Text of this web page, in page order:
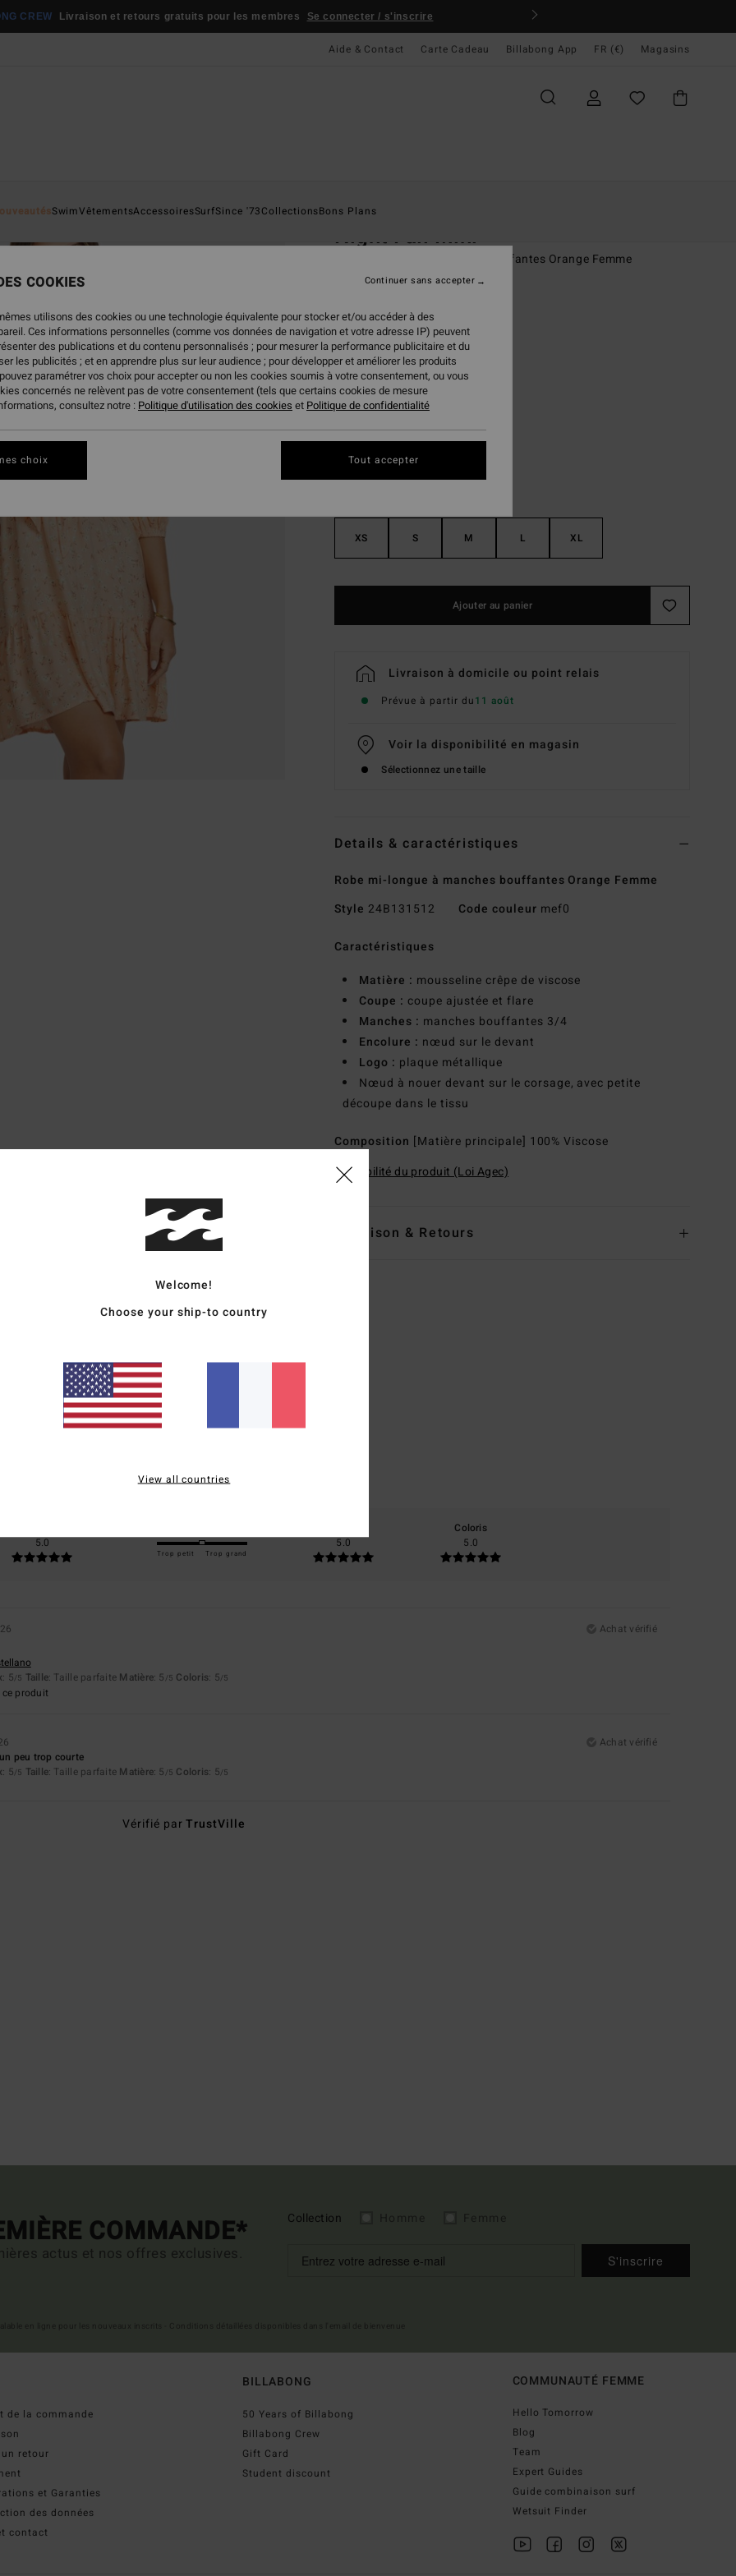
CREW Livraison et retours gratuits pour les membres Se connecter / s'inscrire
Aide & Contact Carte Cadeau Billabong App FR (€) Magasins
SwimVêtementsAccessoiresSurfSince '73CollectionsBons Plans
Night Fall Mini
Robe mi-longue à manches bouffantes Orange Femme
(2 Avis)
69,95 €
50%
34,98 €
BONS PLANS
CouleurSoft Peach
XS S M L XL
Ajouter au panier
Livraison à domicile ou point relais
Prévue à partir du11 août
Voir la disponibilité en magasin
Sélectionnez une taille
Details & caractéristiques
Robe mi-longue à manches bouffantes Orange Femme
Style 24B131512 Code couleur mef0
Caractéristiques
Matière : mousseline crêpe de viscose
Coupe : coupe ajustée et flare
Manches : manches bouffantes 3/4
Encolure : nœud sur le devant
Logo : plaque métallique
Nœud à nouer devant sur le corsage, avec petite
découpe dans le tissu
Composition [Matière principale] 100% Viscose
Traçabilité du produit (Loi Agec)
Livraison & Retours
Note moyenne
4.5
50% de nos clients recommandent ce produit
qualité / prix
5.0
Trop petit Trop grand
5.0
Coloris
5.0
Achat vérifié
: 5/5 Taille: Taille parfaite Matière: 5 /5 Coloris: 5/5
produit
Achat vérifié
peu trop courte
: 5/5 Taille: Taille parfaite Matière: 5 /5 Coloris: 5/5
Vérifié parTrustVille
COMMANDE*
actus et nos offres exclusives.
Collection
S'inscrire
de la commande
retour
et Garanties
des données
contact
BILLABONG
50 Years of Billabong
Billabong Crew
Gift Card
Student discount
COMMUNAUTÉ FEMME
Hello Tomorrow
Blog
Team
Expert Guides
Guide combinaison surf
Wetsuit Finder
Welcome!
Choose your ship-to country
View all countries
COOKIES
utilisons des cookies ou une technologie équivalente pour stocker et/ou accéder à des
Ces informations personnelles (comme vos données de navigation et votre adresse IP) peuvent
des publications et du contenu personnalisés ; pour mesurer la performance publicitaire et du
les publicités ; et en apprendre plus sur leur audience ; pour développer et améliorer les produits
paramétrer vos choix pour accepter ou non les cookies soumis à votre consentement, ou vous
concernés ne relèvent pas de votre consentement (tels que certains cookies de mesure
consultez notre : Politique d'utilisation des cookies et Politique de confidentialité
choix
Continuer sans accepter
Tout accepter